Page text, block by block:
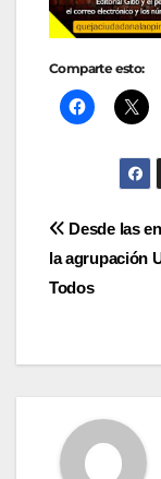
Comparte esto:
de
Desde las
la agrupación
Todos